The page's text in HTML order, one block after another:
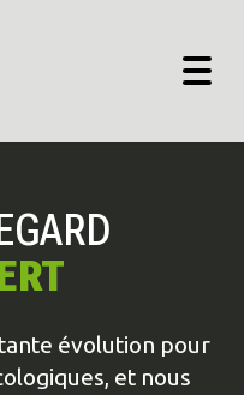
évolution pour
et nous